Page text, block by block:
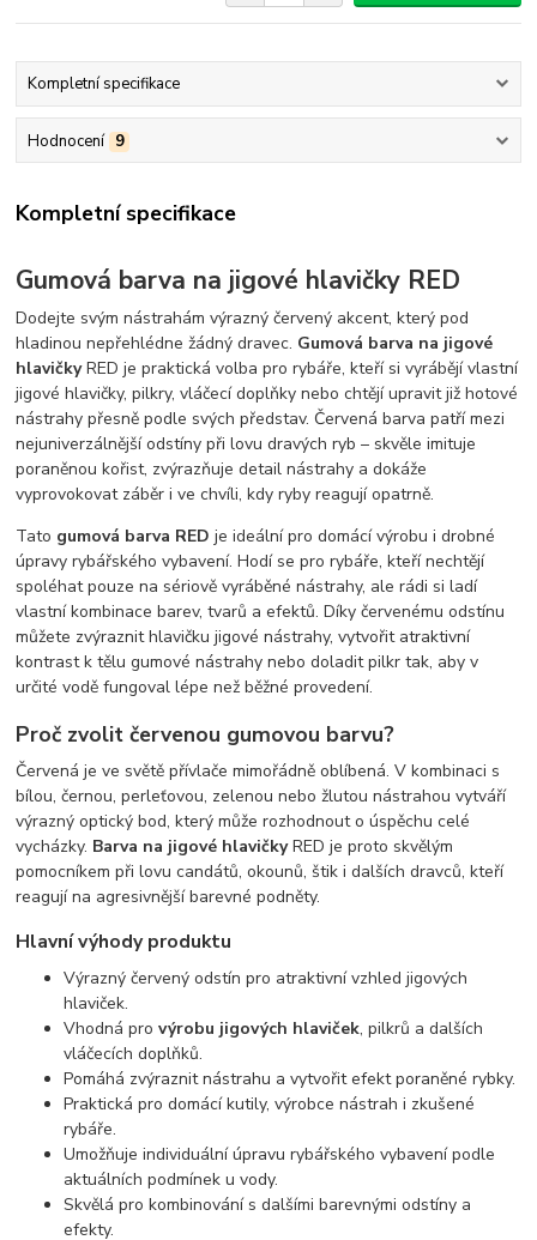
Kompletní specifikace
Hodnocení 9
Kompletní specifikace
Gumová barva na jigové hlavičky RED
Dodejte svým nástrahám výrazný červený akcent, který pod
hladinou nepřehlédne žádný dravec. Gumová barva na jigové
hlavičkyRED je praktická volba pro rybáře, kteří si vyrábějí vlastní
jigové hlavičky, pilkry, vláčecí doplňky nebo chtějí upravit již hotové
nástrahy přesně podle svých představ. Červená barva patří mezi
nejuniverzálnější odstíny při lovu dravých ryb – skvěle imituje
poraněnou kořist, zvýrazňuje detail nástrahy a dokáže
vyprovokovat záběr i ve chvíli, kdy ryby reagují opatrně.
Tato gumová barva RED je ideální pro domácí výrobu i drobné
úpravy rybářského vybavení. Hodí se pro rybáře, kteří nechtějí
spoléhat pouze na sériově vyráběné nástrahy, ale rádi si ladí
vlastní kombinace barev, tvarů a efektů. Díky červenému odstínu
můžete zvýraznit hlavičku jigové nástrahy, vytvořit atraktivní
kontrast k tělu gumové nástrahy nebo doladit pilkr tak, aby v
určité vodě fungoval lépe než běžné provedení.
Proč zvolit červenou gumovou barvu?
Červená je ve světě přívlače mimořádně oblíbená. V kombinaci s
bílou, černou, perleťovou, zelenou nebo žlutou nástrahou vytváří
výrazný optický bod, který může rozhodnout o úspěchu celé
vycházky. Barva na jigové hlavičkyRED je proto skvělým
pomocníkem při lovu candátů, okounů, štik i dalších dravců, kteří
reagují na agresivnější barevné podněty.
Hlavní výhody produktu
Výrazný červený odstín pro atraktivní vzhled jigových
hlaviček.
Vhodná provýrobu jigových hlaviček, pilkrů a dalších
vláčecích doplňků.
Pomáhá zvýraznit nástrahu a vytvořit efekt poraněné rybky.
Praktická pro domácí kutily, výrobce nástrah i zkušené
rybáře.
Umožňuje individuální úpravu rybářského vybavení podle
aktuálních podmínek u vody.
Skvělá pro kombinování s dalšími barevnými odstíny a
efekty.